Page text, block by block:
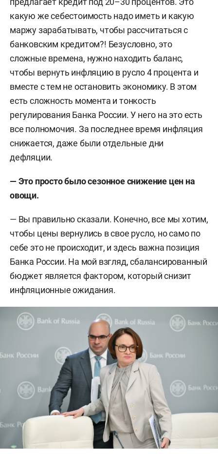
какую же себестоимость надо иметь и какую
маржу зарабатывать, чтобы рассчитаться с
банковским кредитом?! Безусловно, это
сложные времена, нужно находить баланс,
чтобы вернуть инфляцию в русло 4 процента и
вместе с тем не остановить экономику. В этом
есть сложность момента и тонкость
регулирования Банка России. У него на это есть
все полномочия. За последнее время инфляция
снижается, даже были отдельные дни
дефляции.
— Это просто было сезонное снижение цен на
овощи.
— Вы правильно сказали. Конечно, все мы хотим,
чтобы цены вернулись в свое русло, но само по
себе это не происходит, и здесь важна позиция
Банка России. На мой взгляд, сбалансированный
бюджет является фактором, который снизит
инфляционные ожидания.